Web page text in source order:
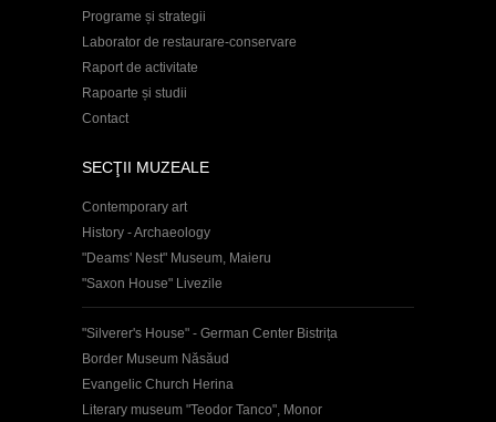
Programe și strategii
Laborator de restaurare-conservare
Raport de activitate
Rapoarte și studii
Contact
SECŢII MUZEALE
Contemporary art
History - Archaeology
"Deams' Nest" Museum, Maieru
"Saxon House" Livezile
"Silverer's House" - German Center Bistrița
Border Museum Năsăud
Evangelic Church Herina
Literary museum "Teodor Tanco", Monor